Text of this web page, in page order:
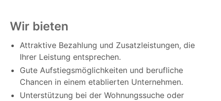
Wir bieten
Attraktive Bezahlung und Zusatzleistungen, die
Ihrer Leistung entsprechen.
Gute Aufstiegsmöglichkeiten und berufliche
Chancen in einem etablierten Unternehmen.
Unterstützung bei der Wohnungssuche oder